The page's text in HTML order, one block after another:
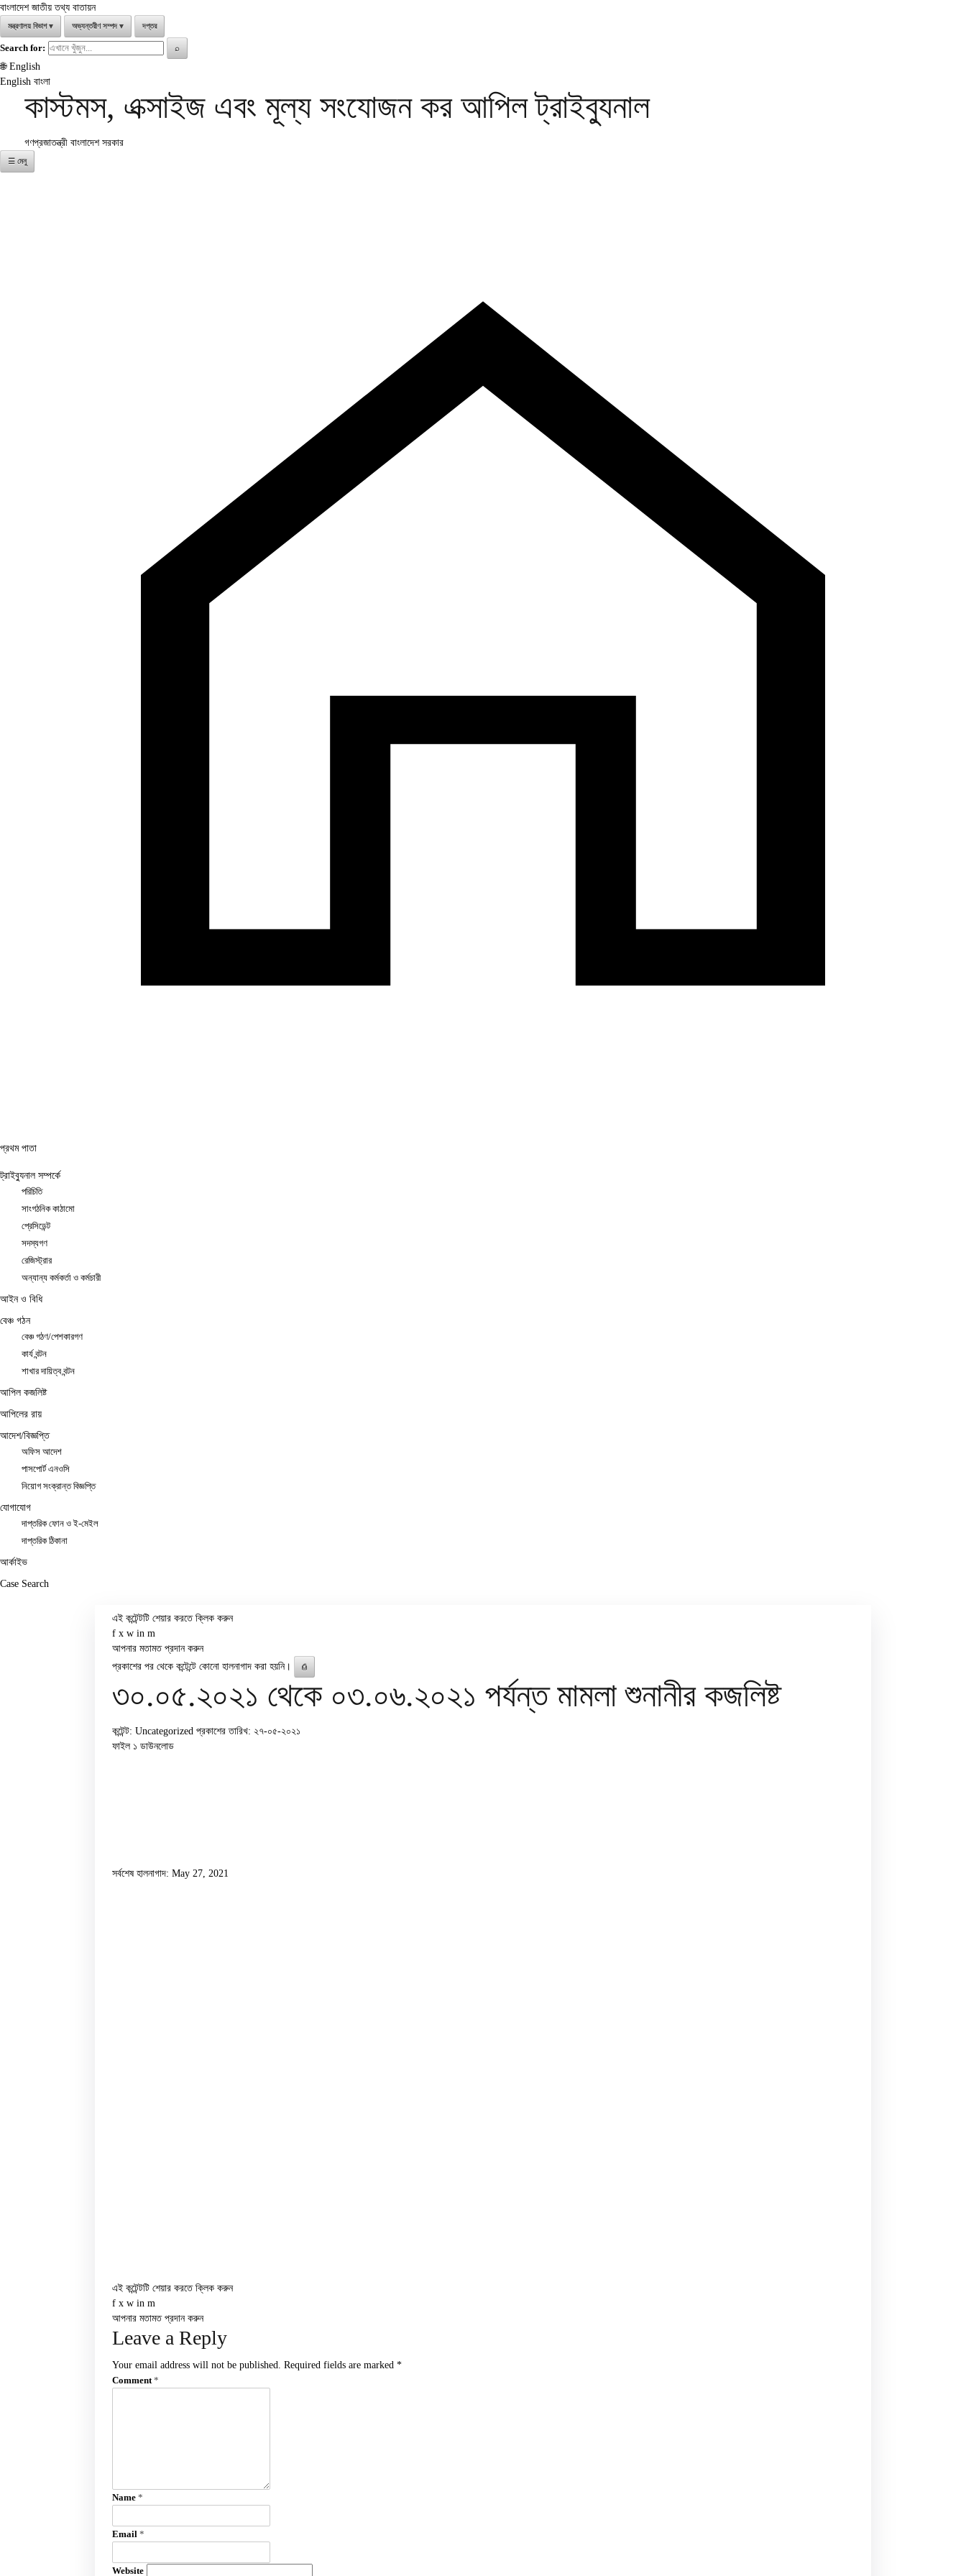
বাংলাদেশ জাতীয় তথ্য বাতায়ন
মন্ত্রণালয় বিভাগ ▾ অভ্যন্তরীণ সম্পদ ▾ দপ্তর
Search for: ⌕
🌐 English
English বাংলা
কাস্টমস, এক্সাইজ এবং মূল্য সংযোজন কর আপিল ট্রাইব্যুনাল
গণপ্রজাতন্ত্রী বাংলাদেশ সরকার
☰ মেনু
প্রথম পাতা
ট্রাইব্যুনাল সম্পর্কে
পরিচিতি
সাংগঠনিক কাঠামো
প্রেসিডেন্ট
সদস্যগণ
রেজিস্ট্রার
অন্যান্য কর্মকর্তা ও কর্মচারী
আইন ও বিধি
বেঞ্চ গঠন
বেঞ্চ গঠণ/পেশকারগণ
কার্য বন্টন
শাখার দায়িত্ব বন্টন
আপিল কজলিষ্ট
আপিলের রায়
আদেশ/বিজ্ঞপ্তি
অফিস আদেশ
পাসপোর্ট এনওসি
নিয়োগ সংক্রান্ত বিজ্ঞপ্তি
যোগাযোগ
দাপ্তরিক ফোন ও ই-মেইল
দাপ্তরিক ঠিকানা
আর্কাইভ
Case Search
এই কন্টেন্টটি শেয়ার করতে ক্লিক করুন
f x w in m
আপনার মতামত প্রদান করুন
প্রকাশের পর থেকে কন্টেন্টে কোনো হালনাগাদ করা হয়নি।
⎙
৩০.০৫.২০২১ থেকে ০৩.০৬.২০২১ পর্যন্ত মামলা শুনানীর কজলিষ্ট
কন্টেন্ট: Uncategorized প্রকাশের তারিখ: ২৭-০৫-২০২১
ফাইল ১ ডাউনলোড
সর্বশেষ হালনাগাদ: May 27, 2021
এই কন্টেন্টটি শেয়ার করতে ক্লিক করুন
f x w in m
আপনার মতামত প্রদান করুন
Leave a Reply
Your email address will not be published. Required fields are marked *
Comment*
Name *
Email *
Website